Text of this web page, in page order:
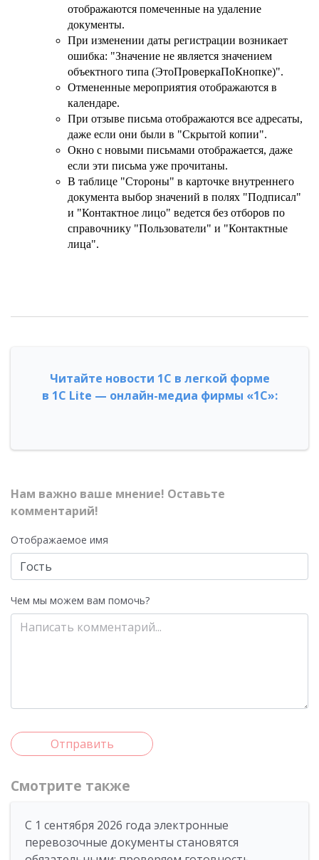
отображаются помеченные на удаление
документы.
При изменении даты регистрации возникает
ошибка: "Значение не является значением
объектного типа (ЭтоПроверкаПоКнопке)".
Отмененные мероприятия отображаются в
календаре.
При отзыве письма отображаются все адресаты,
даже если они были в "Скрытой копии".
Окно с новыми письмами отображается, даже
если эти письма уже прочитаны.
В таблице "Стороны" в карточке внутреннего
документа выбор значений в полях "Подписал"
и "Контактное лицо" ведется без отборов по
справочнику "Пользователи" и "Контактные
лица".
Читайте новости 1С в легкой форме
в 1С Lite — онлайн-медиа фирмы «1С»:
Нам важно ваше мнение! Оставьте
комментарий!
Отображаемое имя
Чем мы можем вам помочь?
Отправить
Смотрите также
С 1 сентября 2026 года электронные
перевозочные документы становятся